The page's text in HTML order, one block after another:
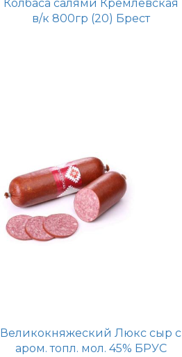
Колбаса салями Кремлевская
в/к 800гр (20) Брест
Великокняжеский Люкс сыр с
аром. топл. мол. 45% БРУС